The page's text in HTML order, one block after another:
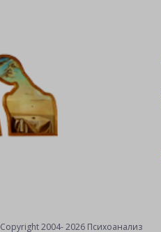
Copyright 2004- 2026 Психоанализ